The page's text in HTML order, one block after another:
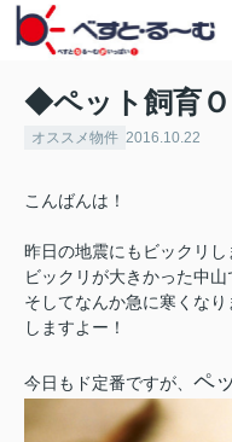
◆ペット飼育
オススメ物件 2016.10.22
こんばんは！
昨日の地震にもビックリ
ビックリが大きかった中
そしてなんか急に寒くな
しますよー！
今日もド定番ですが、 ペ